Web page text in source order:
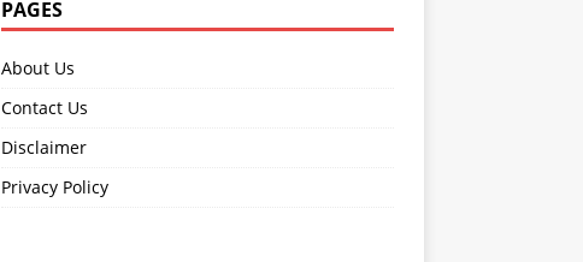
PAGES
About Us
Contact Us
Disclaimer
Privacy Policy